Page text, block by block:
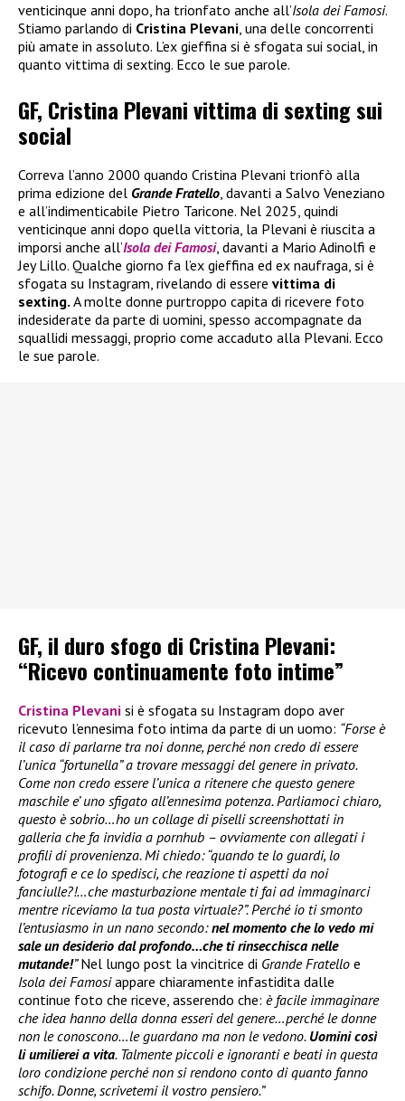
venticinque anni dopo, ha trionfato anche all’Isola dei Famosi.
Stiamo parlando di Cristina Plevani , una delle concorrenti
più amate in assoluto. L’ex gieffina si è sfogata sui social, in
quanto vittima di sexting. Ecco le sue parole.
GF, Cristina Plevani vittima di sexting sui
social
Correva l’anno 2000 quando Cristina Plevani trionfò alla
prima edizione del Grande Fratello , davanti a Salvo Veneziano
e all’indimenticabile Pietro Taricone. Nel 2025, quindi
venticinque anni dopo quella vittoria, la Plevani è riuscita a
imporsi anche all’Isola dei Famosi, davanti a Mario Adinolfi e
Jey Lillo. Qualche giorno fa l’ex gieffina ed ex naufraga, si è
sfogata su Instagram, rivelando di essere vittima di
sexting. A molte donne purtroppo capita di ricevere foto
indesiderate da parte di uomini, spesso accompagnate da
squallidi messaggi, proprio come accaduto alla Plevani. Ecco
le sue parole.
GF, il duro sfogo di Cristina Plevani:
“Ricevo continuamente foto intime”
Cristina Plevani si è sfogata su Instagram dopo aver
ricevuto l’ennesima foto intima da parte di un uomo: “Forse è
il caso di parlarne tra noi donne, perché non credo di essere
l’unica “fortunella” a trovare messaggi del genere in privato.
Come non credo essere l’unica a ritenere che questo genere
maschile e’ uno sfigato all’ennesima potenza. Parliamoci chiaro,
questo è sobrio…ho un collage di piselli screenshottati in
galleria che fa invidia a pornhub – ovviamente con allegati i
profili di provenienza. Mi chiedo: “quando te lo guardi, lo
fotografi e ce lo spedisci, che reazione ti aspetti da noi
fanciulle?!…che masturbazione mentale ti fai ad immaginarci
mentre riceviamo la tua posta virtuale?”. Perché io ti smonto
l’entusiasmo in un nano secondo:nel momento che lo vedo mi
sale un desiderio dal profondo…che ti rinsecchisca nelle
mutande!”Nel lungo post la vincitrice di Grande Fratello e
Isola dei Famosiappare chiaramente infastidita dalle
continue foto che riceve, asserendo che: è facile immaginare
che idea hanno della donna esseri del genere…perché le donne
non le conoscono…le guardano ma non le vedono. Uomini così
li umilierei a vita. Talmente piccoli e ignoranti e beati in questa
loro condizione perché non si rendono conto di quanto fanno
schifo. Donne, scrivetemi il vostro pensiero.”